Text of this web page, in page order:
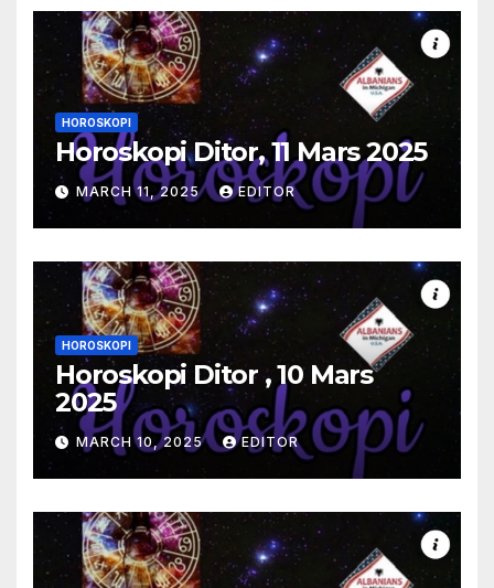
HOROSKOPI
Horoskopi Ditor, 11 Mars 2025
MARCH 11, 2025 EDITOR
HOROSKOPI
Horoskopi Ditor , 10 Mars
2025
MARCH 10, 2025 EDITOR